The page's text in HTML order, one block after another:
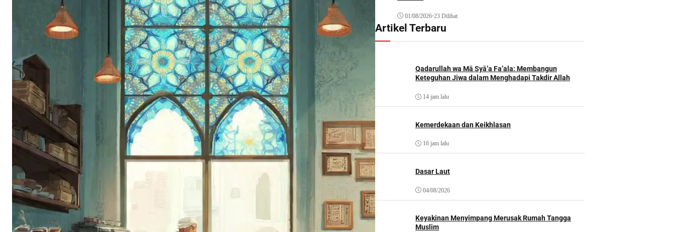
01/08/2026•23 Dilihat
Artikel Terbaru
Qadarullah wa Mā Syā’a Fa’ala: Membangun
Keteguhan Jiwa dalam Menghadapi Takdir Allah
14 jam lalu
Kemerdekaan dan Keikhlasan
16 jam lalu
Dasar Laut
04/08/2026
Keyakinan Menyimpang Merusak Rumah Tangga
Muslim